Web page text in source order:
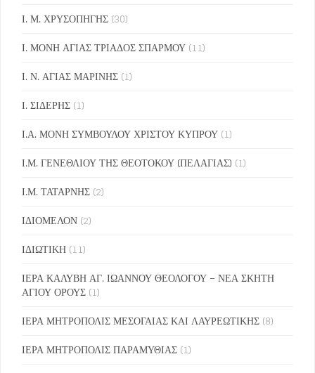
Ι. Μ. ΧΡΥΣΟΠΗΓΗΣ (30)
Ι. ΜΟΝΗ ΑΓΙΑΣ ΤΡΙΑΔΟΣ ΣΠΑΡΜΟΥ (11)
Ι. Ν. ΑΓΙΑΣ ΜΑΡΙΝΗΣ (1)
Ι. ΣΙΔΕΡΗΣ (1)
Ι.Α. ΜΟΝΗ ΣΥΜΒΟΥΛΟΥ ΧΡΙΣΤΟΥ ΚΥΠΡΟΥ (1)
Ι.Μ. ΓΕΝΕΘΛΙΟΥ ΤΗΣ ΘΕΟΤΟΚΟΥ (ΠΕΛΑΓΙΑΣ) (1)
Ι.Μ. ΤΑΤΑΡΝΗΣ (2)
ΙΔΙΟΜΕΛΟΝ (2)
ΙΔΙΩΤΙΚΗ (11)
ΙΕΡΑ ΚΑΛΥΒΗ ΑΓ. ΙΩΑΝΝΟΥ ΘΕΟΛΟΓΟΥ – ΝΕΑ ΣΚΗΤΗ
ΑΓΙΟΥ ΟΡΟΥΣ (1)
ΙΕΡΑ ΜΗΤΡΟΠΟΛΙΣ ΜΕΣΟΓΑΙΑΣ ΚΑΙ ΛΑΥΡΕΩΤΙΚΗΣ (8)
ΙΕΡΑ ΜΗΤΡΟΠΟΛΙΣ ΠΑΡΑΜΥΘΙΑΣ (1)